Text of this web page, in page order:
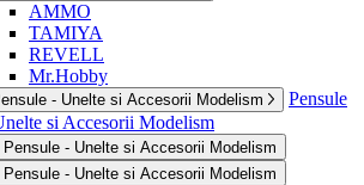
AMMO
TAMIYA
REVELL
Mr.Hobby
- Unelte si Accesorii Modelism
Pensule
si Accesorii Modelism
Pensule - Unelte si Accesorii Modelism
Pensule - Unelte si Accesorii Modelism